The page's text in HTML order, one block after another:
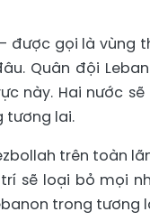
được gọi là vùng
Quân đội
này. Hai nước
tương lai.
trên toàn
sẽ loại bỏ mọi
trong tương